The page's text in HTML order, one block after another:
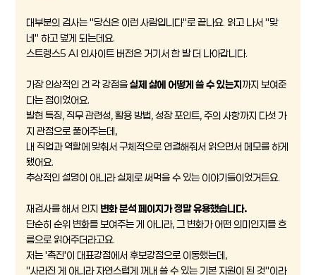
대부분의 검사는 "당신은 이런 사람입니다"로 끝나요. 읽고 나서 "맞
네" 하고 덮게 되는데요.
스트렝스5 AI 인사이트 버전은 거기서 한 발 더 나아갑니다.
가장 인상적인 건 각 강점을실제 삶에 어떻게 쓸 수 있는지까지 보여준
다는 점이었어요.
발현 특징, 직무 관련성, 활용 방법, 성장 포인트, 주의 사항까지 다섯 가
지 관점으로 풀어주는데,
내 직업과 역할에 맞춰서 구체적으로 연결해줘서 읽으면서 메모를 하게
됐어요.
추상적인 설명이 아니라 실제로 써먹을 수 있는 이야기들이었거든요.
재검사를 해서 인지 변화 분석 페이지가 정말 유용했습니다.
단순히 순위 변화를 보여주는 게 아니라, 그 변화가 어떤 의미인지를 흐
름으로 읽어주더라고요.
저는 '촉진'이 대표강점에서 후보강점으로 이동했는데,
"사라진 게 아니라 자연스럽게 꺼내 쓸 수 있는 기본 자원이 된 것"이라